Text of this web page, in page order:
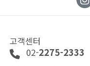
고객센터
02-2275-2333